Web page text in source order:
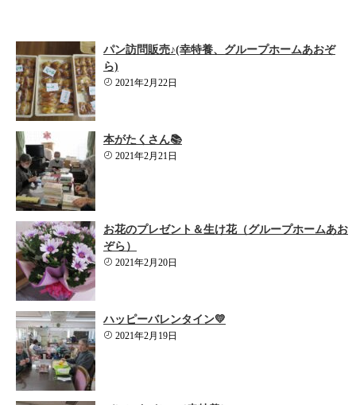
パン訪問販売♪(幸特養、グループホームあおぞ
ら)
2021年2月22日
本がたくさん📚
2021年2月21日
お花のプレゼント＆生け花（グループホームあお
ぞら）
2021年2月20日
ハッピーバレンタイン💛
2021年2月19日